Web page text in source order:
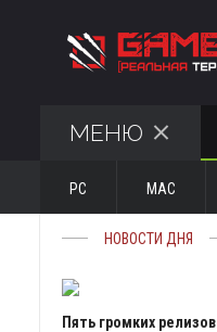
МЕНЮ
PC MAC
НОВОСТИ ДНЯ
Пять громких релизов